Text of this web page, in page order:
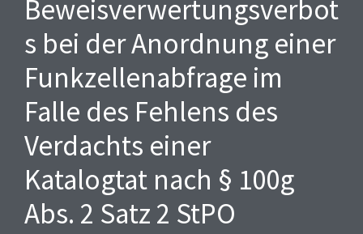
Beweisverwertungsverbot
s bei der Anordnung einer
Funkzellenabfrage im
Falle des Fehlens des
Verdachts einer
Katalogtat nach § 100g
Abs. 2 Satz 2 StPO